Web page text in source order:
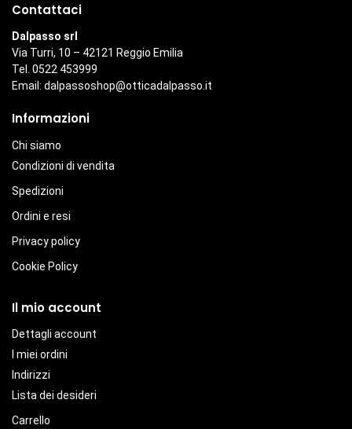
Contattaci
Dalpasso srl
Via Turri, 10 – 42121 Reggio Emilia
Tel. 0522 453999
Email: dalpassoshop@otticadalpasso.it
Informazioni
Chi siamo
Condizioni di vendita
Spedizioni
Ordini e resi
Privacy policy
Cookie Policy
Il mio account
Dettagli account
I miei ordini
Indirizzi
Lista dei desideri
Carrello